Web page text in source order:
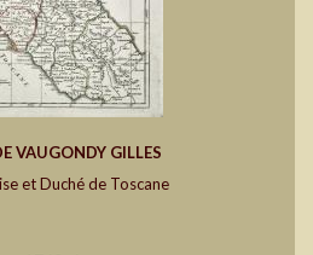
VAUGONDY GILLES
et Duché de Toscane